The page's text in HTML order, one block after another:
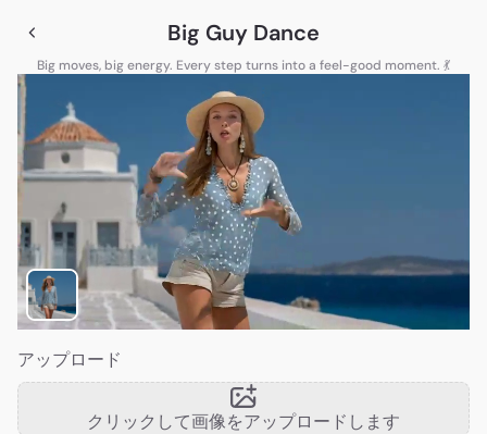
アップロード
クリックして画像をアップロードします
Big Guy Dance
Big moves, big energy. Every step turns into a feel-good moment. 💃